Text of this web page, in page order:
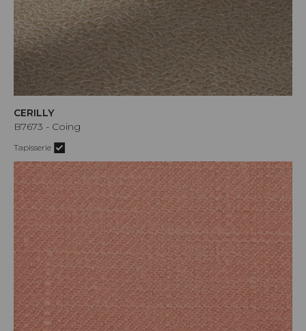
CERILLY
B7673 - Coing
Tapisserie